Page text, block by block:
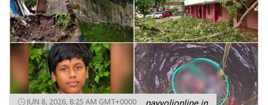
JUN 8, 2026, 8:25 AM GMT+0000